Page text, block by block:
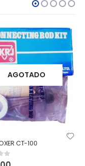
KIT BIELA SUPER-